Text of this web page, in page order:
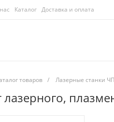
Каталог Доставка и оплата
товаров / Лазерные станки
лазерного,